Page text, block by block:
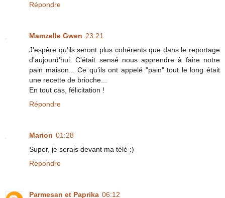
Répondre
Mamzelle Gwen 23:21
J'espère qu'ils seront plus cohérents que dans le reportage
d'aujourd'hui. C'était sensé nous apprendre à faire notre
pain maison... Ce qu'ils ont appelé "pain" tout le long était
une recette de brioche...
En tout cas, félicitation !
Répondre
Marion 01:28
Super, je serais devant ma télé :)
Répondre
Parmesan et Paprika 06:12